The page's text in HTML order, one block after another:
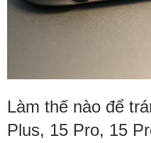
Làm thế nào để
Plus, 15 Pro, 15